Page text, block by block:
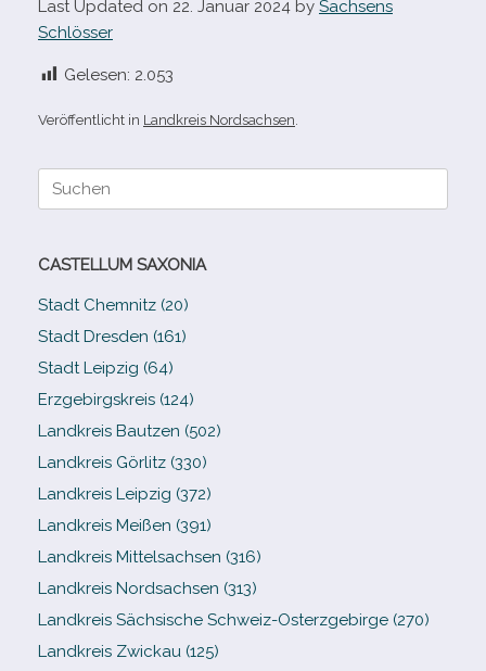
Last Updated on 22. Januar 2024 by Sachsens
Schlösser
Gelesen: 2.053
Veröffentlicht in Landkreis Nordsachsen
Suche
CASTELLUM SAXONIA
Stadt Chemnitz (20)
Stadt Dresden (161)
Stadt Leipzig (64)
Erzgebirgskreis (124)
Landkreis Bautzen (502)
Landkreis Görlitz (330)
Landkreis Leipzig (372)
Landkreis Meißen (391)
Landkreis Mittelsachsen (316)
Landkreis Nordsachsen (313)
Landkreis Sächsische Schweiz-​Osterzgebirge (270)
Landkreis Zwickau (125)